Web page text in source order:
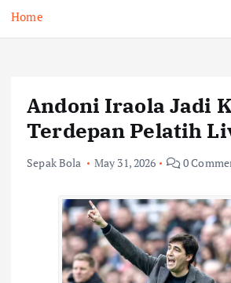
Home
Andoni Iraola Jadi
Terdepan Pelatih
Sepak Bola May 31, 2026 0